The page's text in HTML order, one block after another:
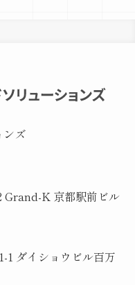
ンズ
Grand-K 京都駅前ビル
1 ダイショウビル百万